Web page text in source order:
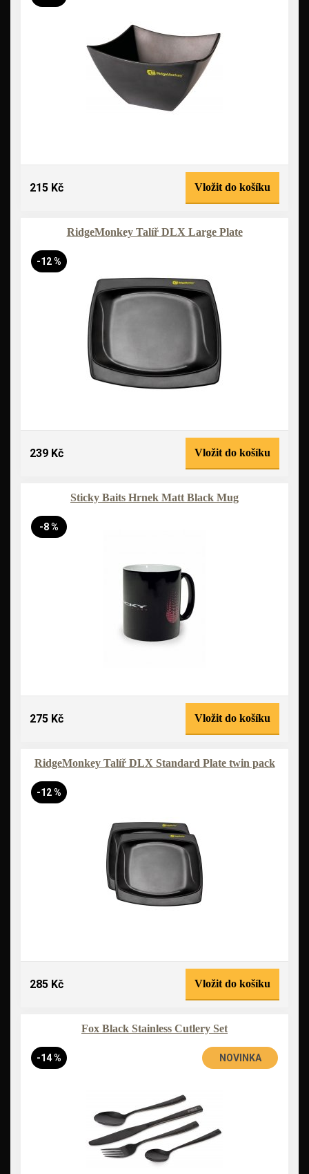
215 Kč Vložit do košíku
RidgeMonkey Talíř DLX Large Plate
-12 %
239 Kč Vložit do košíku
Sticky Baits Hrnek Matt Black Mug
-8 %
275 Kč Vložit do košíku
RidgeMonkey Talíř DLX Standard Plate twin pack
-12 %
285 Kč Vložit do košíku
Fox Black Stainless Cutlery Set
-14 % NOVINKA